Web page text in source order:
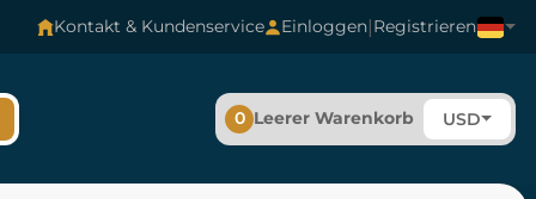
Kontakt & Kundenservice Einloggen|Registrieren
0 Leerer Warenkorb USD